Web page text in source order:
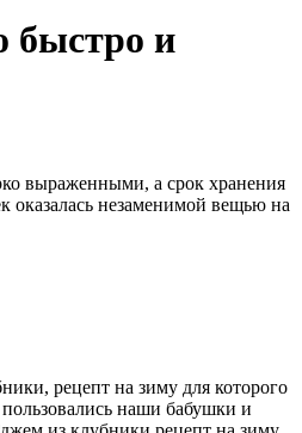
быстро и
выраженными, а срок хранения
оказалась незаменимой вещью на
рецепт на зиму для которого
наши бабушки и